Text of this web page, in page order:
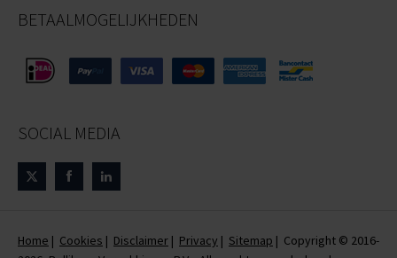
BETAALMOGELIJKHEDEN
SOCIAL MEDIA
Home | Cookies | Disclaimer | Privacy | Sitemap | Copyright © 2016-